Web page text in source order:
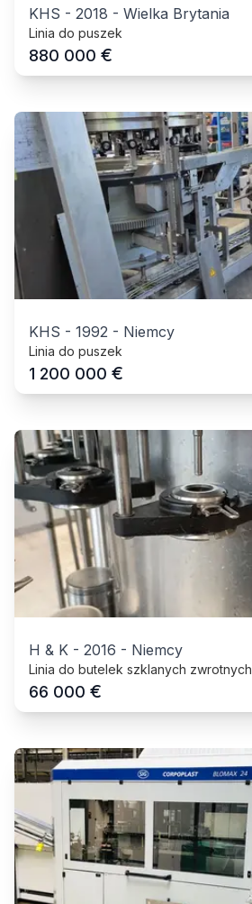
KHS - 2018 - Wielka Brytania
Linia do puszek
880 000 €
KHS - 1992 - Niemcy
Linia do puszek
1 200 000 €
H & K - 2016 - Niemcy
Linia do butelek szklanych zwrotnych
66 000 €